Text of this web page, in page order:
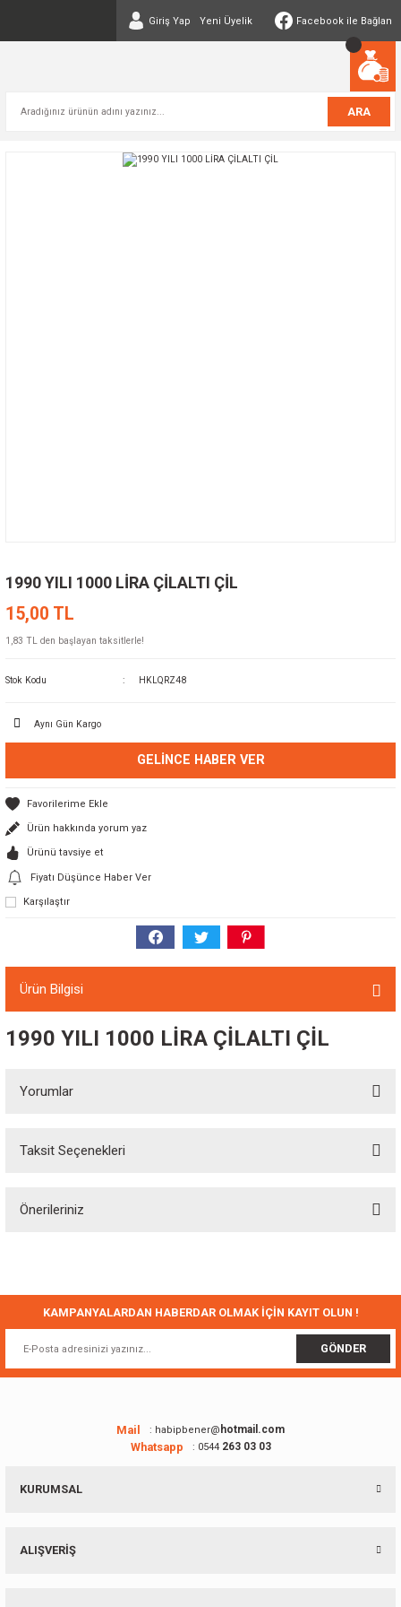
Giriş Yap Yeni Üyelik Facebook ile Bağlan
ARA
1990 YILI 1000 LİRA ÇİLALTI ÇİL
15,00 TL
1,83 TL den başlayan taksitlerle!
Stok Kodu HKLQRZ48
Aynı Gün Kargo
GELINCE HABER VER
Ürün hakkında yorum yaz
Ürünü tavsiye et
Fiyatı Düşünce Haber Ver
Karşılaştır
Ürün Bilgisi
1990 YILI 1000 LİRA ÇİLALTI ÇİL
Yorumlar
Taksit Seçenekleri
Önerileriniz
Ürün resmi kalitesiz, bozuk veya görüntülenemiyor.
Ürün fiyatı diğer sitelerden daha pahalı.
Bu ürüne benzer farklı alternatifler olmalı.
KAMPANYALARDAN HABERDAR OLMAK İÇİN KAYIT OLUN !
GÖNDER
Mail : habipbener@ hotmail.com
Whatsapp : 0544263 03 03
KURUMSAL
ALIŞVERİŞ